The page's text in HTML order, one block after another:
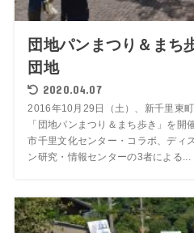
団地パンまつり＆まち
団地
2020.04.07
2016年10月29日（土）、新千里東
「団地パンまつり＆まち歩き」を開
市千里文化センター・コラボ、ディ
ン研究・情報センターの3者による...